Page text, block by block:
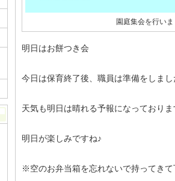
園庭集会を行い
明日はお餅つき会
今日は保育終了後、職員は準備をしまし
天気も明日は晴れる予報になっておりま
明日が楽しみですね♪
※空のお弁当箱を忘れないで持ってきて